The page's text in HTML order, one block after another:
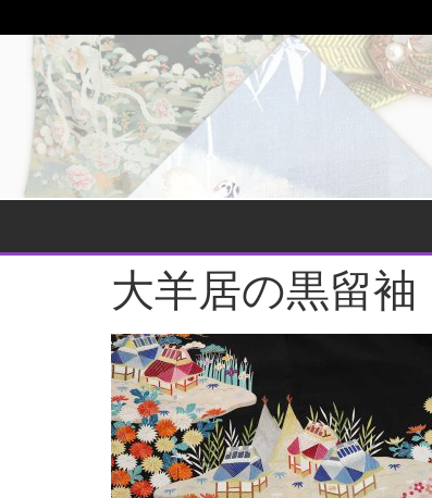
大羊居の黒留